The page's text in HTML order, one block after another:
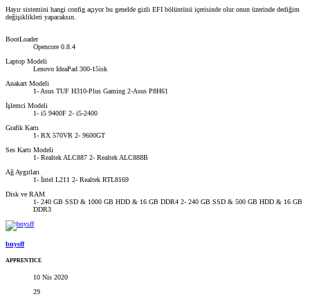
Hayır sistemini hangi config açıyor bu genelde gizli EFI bölüntüsü içerisinde olur onun üzerinde dediğim
değişiklikleri yapacaksın.
BootLoader
Opencore 0.8.4
Laptop Modeli
Lenovo IdeaPad 300-15isk
Anakart Modeli
1- Asus TUF H310-Plus Gaming 2-Asus P8H61
İşlemci Modeli
1- i5 9400F 2- i5-2400
Grafik Kartı
1- RX 570VR 2- 9600GT
Ses Kartı Modeli
1- Realtek ALC887 2- Realtek ALC888B
Ağ Aygıtları
1- İntel L211 2- Realtek RTL8169
Disk ve RAM
1- 240 GB SSD & 1000 GB HDD & 16 GB DDR4 2- 240 GB SSD & 500 GB HDD & 16 GB
DDR3
bnysff
APPRENTICE
10 Nis 2020
29